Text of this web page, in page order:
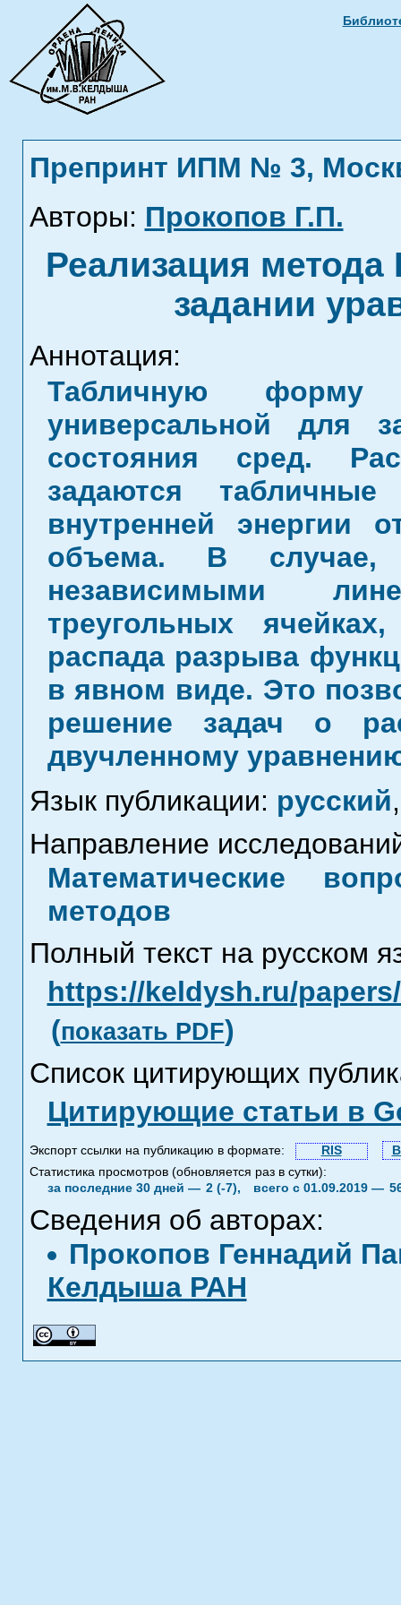
Препринт ИПМ № 3,
Авторы: Прокопов Г.П.
Реализация
задании
Аннотация:
Табличную
универсальной для
состояния сред.
задаются
внутренней энергии
объема. В случае,
независимыми
треугольных
распада разрыва
в явном виде. Это
решение задач о
двучленному
Язык публикации: русский,
Направление
Математические
методов
Полный текст на русском
https://keldysh.ru/
(показать PDF)
Список цитирующих
Цитирующие статьи в
Экспорт ссылки на публикацию в формате: RIS
Статистика просмотров (обновляется раз в сутки):
за последние 30 дней — 2 (-7), всего с 01.09.2019 —
Сведения об авторах:
Прокопов Геннадий
Келдыша РАН